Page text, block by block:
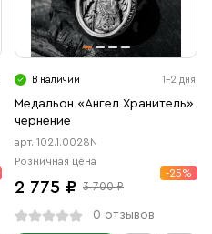
В наличии 1-2 дня
Медальон «Ангел Хранитель»
чернение
арт. 102.1.0028N
Розничная цена
2 775 ₽ 3 700 ₽
-25%
0 отзывов